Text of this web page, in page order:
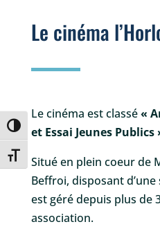
Passer en contraste élevé
Changer la taille de la police
Le cinéma
Le cinéma est classé«
et Essai Jeunes Publics
Situé en plein coeur de
Beffroi, disposant d’une
est géré depuis plus de
association.